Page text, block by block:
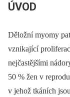
ÚVOD
Děložní myomy
vznikající
nejčastějšími
50 % žen v
v jehož tkáních